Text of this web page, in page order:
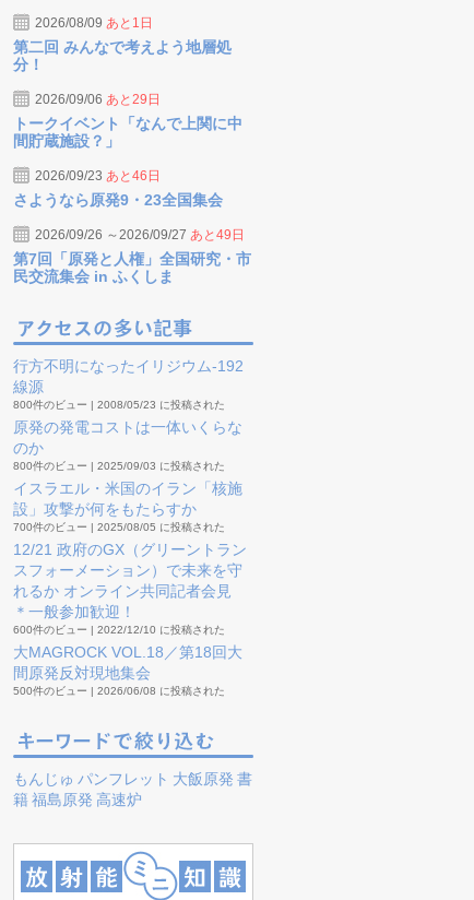
2026/08/09 あと1日
第二回 みんなで考えよう地層処
分！
2026/09/06 あと29日
トークイベント「なんで上関に中
間貯蔵施設？」
2026/09/23 あと46日
さようなら原発9・23全国集会
2026/09/26 ～2026/09/27 あと49日
第7回「原発と人権」全国研究・市
民交流集会 in ふくしま
行方不明になったイリジウム-192
線源
800件のビュー | 2008/05/23 に投稿された
原発の発電コストは一体いくらな
のか
800件のビュー | 2025/09/03 に投稿された
イスラエル・米国のイラン「核施
設」攻撃が何をもたらすか
700件のビュー | 2025/08/05 に投稿された
12/21 政府のGX（グリーントラン
スフォーメーション）で未来を守
れるか オンライン共同記者会見
＊一般参加歓迎！
600件のビュー | 2022/12/10 に投稿された
大MAGROCK VOL.18／第18回大
間原発反対現地集会
500件のビュー | 2026/06/08 に投稿された
もんじゅ パンフレット 大飯原発 書
籍福島原発 高速炉